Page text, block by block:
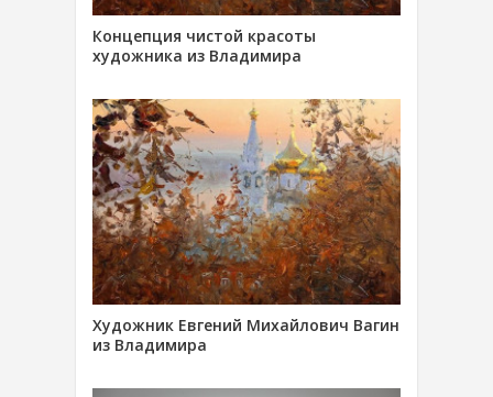
Концепция чистой красоты
художника из Владимира
Художник Евгений Михайлович Вагин
из Владимира